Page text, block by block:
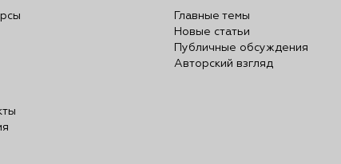
Главные темы
Новые статьи
Публичные обсуждения
Авторский взгляд